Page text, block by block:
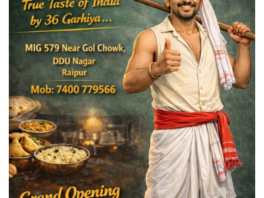
मनोरंजन
ज्ञान विज्ञान
करिअर
धर्म
लाइफ स्टाइल
Gallery
Language